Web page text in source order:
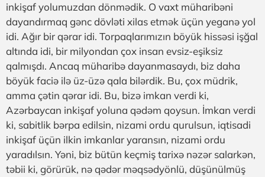
inkişaf yolumuzdan dönmədik. O vaxt müharibəni
dayandırmaq gənc dövləti xilas etmək üçün yeganə yol
idi. Ağır bir qərar idi. Torpaqlarımızın böyük hissəsi işğal
altında idi, bir milyondan çox insan evsiz-eşiksiz
qalmışdı. Ancaq müharibə dayanmasaydı, biz daha
böyük faciə ilə üz-üzə qala bilərdik. Bu, çox müdrik,
amma çətin qərar idi. Bu, bizə imkan verdi ki,
Azərbaycan inkişaf yoluna qədəm qoysun. İmkan verdi
ki, sabitlik bərpa edilsin, nizami ordu qurulsun, iqtisadi
inkişaf üçün ilkin imkanlar yaransın, nizami ordu
yaradılsın. Yəni, biz bütün keçmiş tarixə nəzər salarkən,
təbii ki, görürük, nə qədər məqsədyönlü, düşünülmüş